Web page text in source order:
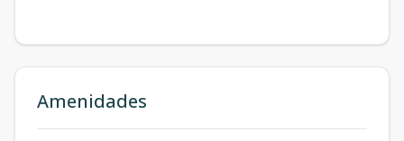
Amenidades